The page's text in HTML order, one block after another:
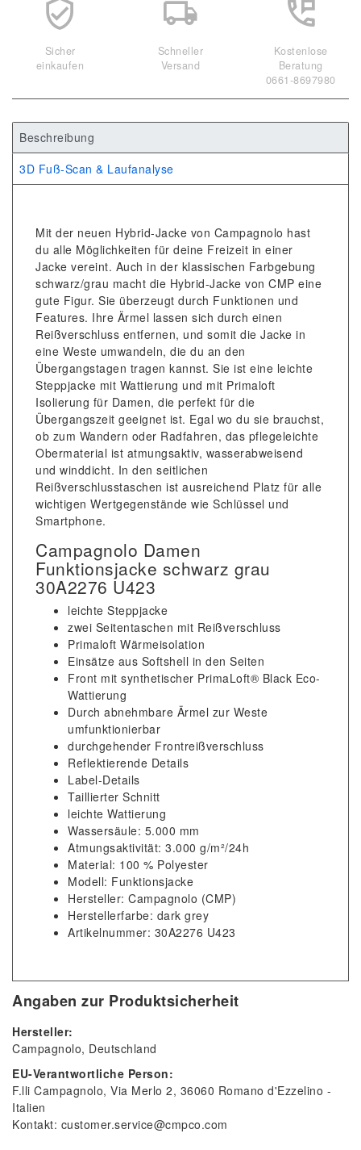
Sicher
einkaufen
Schneller
Versand
Kostenlose
Beratung
0661-8697980
Beschreibung
3D Fuß-Scan & Laufanalyse
Mit der neuen Hybrid-Jacke von Campagnolo hast
du alle Möglichkeiten für deine Freizeit in einer
Jacke vereint. Auch in der klassischen Farbgebung
schwarz/grau macht die Hybrid-Jacke von CMP eine
gute Figur. Sie überzeugt durch Funktionen und
Features. Ihre Ärmel lassen sich durch einen
Reißverschluss entfernen, und somit die Jacke in
eine Weste umwandeln, die du an den
Übergangstagen tragen kannst. Sie ist eine leichte
Steppjacke mit Wattierung und mit Primaloft
Isolierung für Damen, die perfekt für die
Übergangszeit geeignet ist. Egal wo du sie brauchst,
ob zum Wandern oder Radfahren, das pflegeleichte
Obermaterial ist atmungsaktiv, wasserabweisend
und winddicht. In den seitlichen
Reißverschlusstaschen ist ausreichend Platz für alle
wichtigen Wertgegenstände wie Schlüssel und
Smartphone.
Campagnolo Damen
Funktionsjacke schwarz grau
30A2276 U423
leichte Steppjacke
zwei Seitentaschen mit Reißverschluss
Primaloft Wärmeisolation
Einsätze aus Softshell in den Seiten
Front mit synthetischer PrimaLoft® Black Eco-
Wattierung
Durch abnehmbare Ärmel zur Weste
umfunktionierbar
durchgehender Frontreißverschluss
Reflektierende Details
Label-Details
Taillierter Schnitt
leichte Wattierung
Wassersäule: 5.000 mm
Atmungsaktivität: 3.000 g/m²/24h
Material: 100 % Polyester
Modell: Funktionsjacke
Hersteller: Campagnolo (CMP)
Herstellerfarbe: dark grey
Artikelnummer: 30A2276 U423
Angaben zur Produktsicherheit
Hersteller:
Campagnolo Deutschland
EU-Verantwortliche Person:
F.lli Campagnolo Via Merlo 2 36060 Romano d'Ezzelino
Italien
Kontakt: customer.service@cmpco.com